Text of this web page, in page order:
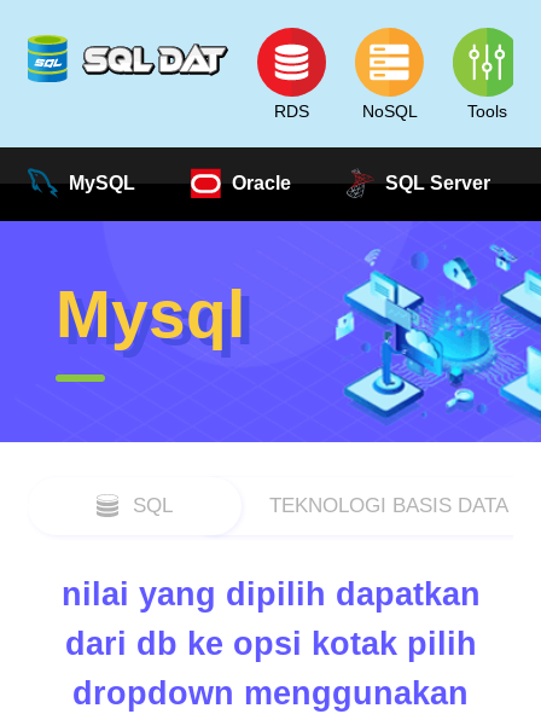
RDS NoSQL Tools
MySQL Oracle SQL Server
Mysql
SQL TEKNOLOGI BASIS DATA
nilai yang dipilih dapatkan
dari db ke opsi kotak pilih
dropdown menggunakan